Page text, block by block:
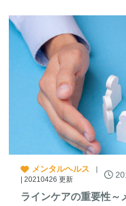
メンタルヘルス
| 20210426 更新
ラインケアの重要性～